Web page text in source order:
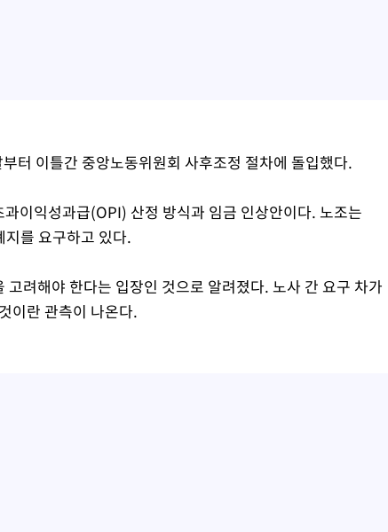
터 이틀간 중앙노동위원회 사후조정 절차에 돌입했다.
이익성과급(OPI) 산정 방식과 임금 인상안이다. 노조는
를 요구하고 있다.
려해야 한다는 입장인 것으로 알려졌다. 노사 간 요구 차가
이란 관측이 나온다.